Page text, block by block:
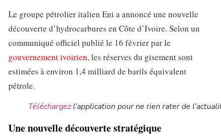
Le groupe pétrolier italien Eni a annoncé une nouvelle
découverte d’hydrocarbures en Côte d’Ivoire. Selon un
communiqué officiel publié le 16 février par le
gouvernement ivoirien, les réserves du gisement sont
estimées à environ 1,4 milliard de barils équivalent
pétrole.
Téléchargezl’application pour ne rien rater de
Une nouvelle découverte stratégique